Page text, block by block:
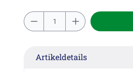
Artikeldetails